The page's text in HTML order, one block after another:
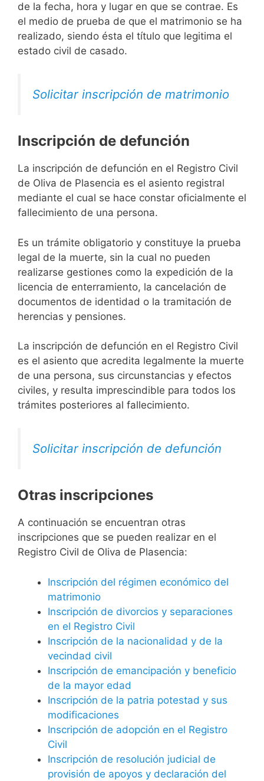
de la fecha, hora y lugar en que se contrae. Es
el medio de prueba de que el matrimonio se ha
realizado, siendo ésta el título que legitima el
estado civil de casado.
Solicitar inscripción de matrimonio
Inscripción de defunción
La inscripción de defunción en el Registro Civil
de Oliva de Plasencia es el asiento registral
mediante el cual se hace constar oficialmente el
fallecimiento de una persona.
Es un trámite obligatorio y constituye la prueba
legal de la muerte, sin la cual no pueden
realizarse gestiones como la expedición de la
licencia de enterramiento, la cancelación de
documentos de identidad o la tramitación de
herencias y pensiones.
La inscripción de defunción en el Registro Civil
es el asiento que acredita legalmente la muerte
de una persona, sus circunstancias y efectos
civiles, y resulta imprescindible para todos los
trámites posteriores al fallecimiento.
Solicitar inscripción de defunción
Otras inscripciones
A continuación se encuentran otras
inscripciones que se pueden realizar en el
Registro Civil de Oliva de Plasencia:
Inscripción del régimen económico del
matrimonio
Inscripción de divorcios y separaciones
en el Registro Civil
Inscripción de la nacionalidad y de la
vecindad civil
Inscripción de emancipación y beneficio
de la mayor edad
Inscripción de la patria potestad y sus
modificaciones
Inscripción de adopción en el Registro
Civil
Inscripción de resolución judicial de
provisión de apoyos y declaración del